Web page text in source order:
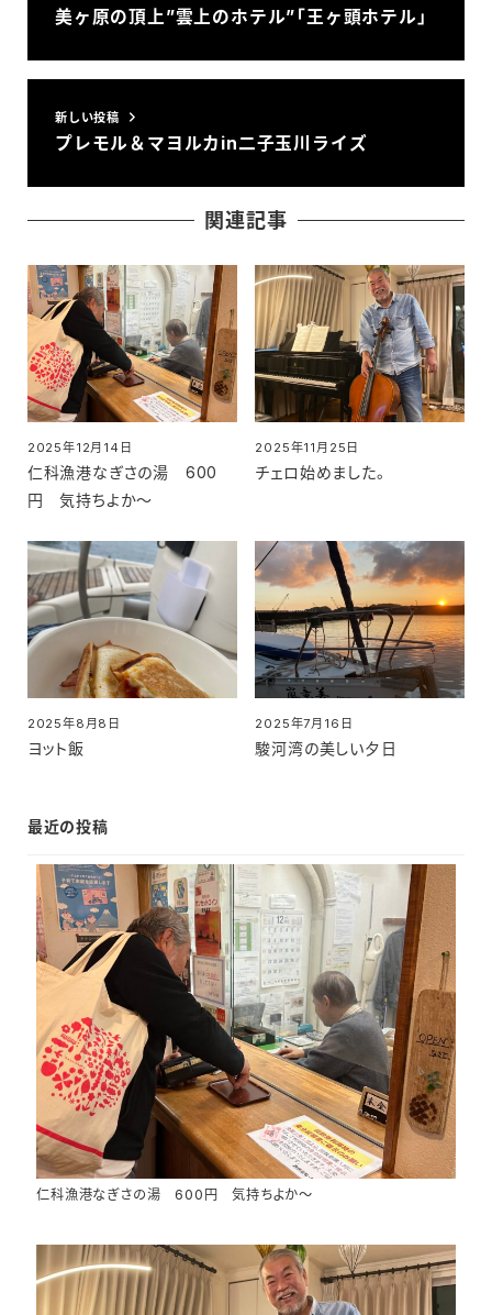
美ヶ原の頂上”雲上のホテル”「王ヶ頭ホテル」
新しい投稿
プレモル＆マヨルカin二子玉川ライズ
関連記事
仁科漁港なぎさの湯 600
円 気持ちよか～
投稿日
2025年12月14日
チェロ始めました。
投稿日
2025年11月25日
ヨット飯
投稿日
2025年8月8日
駿河湾の美しい夕日
投稿日
2025年7月16日
最近の投稿
仁科漁港なぎさの湯 600円 気持ちよか～